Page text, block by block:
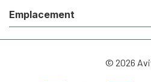
Emplacement
© 2026